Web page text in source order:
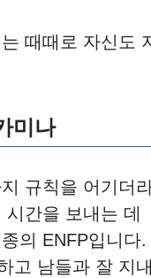
때때로 자신도
미나
규칙을 어기더
간을 보내는 데
의 ENFP입니다.
고 남들과 잘 지